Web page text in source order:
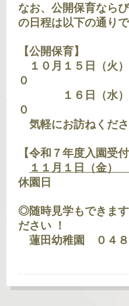
なお、公開保育なら
の日程は以下の通りで
【公開保育】
１０月１５日（火
０
１６日（水）
０
気軽にお訪ねくだ
【令和７年度入園受付
１１月１日（金）
休園日
◎随時見学もできま
ださい ！
蓮田幼稚園 ０４８